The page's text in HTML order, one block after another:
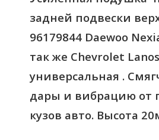
задней подвески
96179844 Daewoo
так же Chevrolet Lanos
универсальная .
дары и вибрацию от
кузов авто. Высота